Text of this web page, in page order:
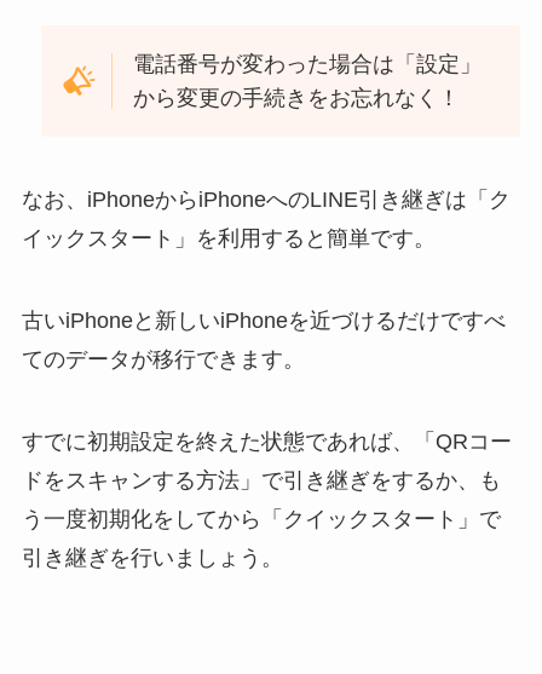
電話番号が変わった場合は「設定」
から変更の手続きをお忘れなく！
なお、iPhoneからiPhoneへのLINE引き継ぎは「ク
イックスタート」を利用すると簡単です。
古いiPhoneと新しいiPhoneを近づけるだけですべ
てのデータが移行できます。
すでに初期設定を終えた状態であれば、「QRコー
ドをスキャンする方法」で引き継ぎをするか、も
う一度初期化をしてから「クイックスタート」で
引き継ぎを行いましょう。